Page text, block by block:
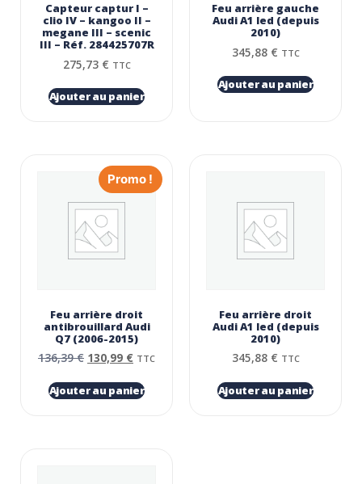
Capteur captur I –
clio IV – kangoo II –
megane III – scenic
III – Réf. 284425707R
275,73 € TTC
Ajouter au panier
Feu arrière gauche
Audi A1 led (depuis
2010)
345,88 € TTC
Ajouter au panier
Promo !
Feu arrière droit
antibrouillard Audi
Q7 (2006-2015)
136,39€ 130,99 € TTC
Ajouter au panier
Feu arrière droit
Audi A1 led (depuis
2010)
345,88 € TTC
Ajouter au panier